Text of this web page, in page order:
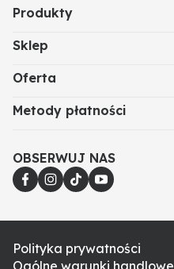
Produkty
Sklep
Oferta
Metody płatności
OBSERWUJ NAS
Polityka prywatności
Ogólne warunki handlowe